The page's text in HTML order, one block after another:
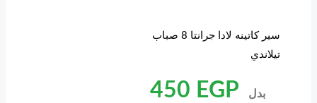
سير كاتينه لادا جرانتا 8 صباب
تيلاندي
450 EGP
بدل